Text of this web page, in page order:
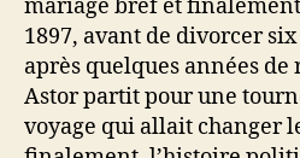
mariage bref et
1897, avant de divorcer
après quelques années
Astor partit pour une
voyage qui allait changer